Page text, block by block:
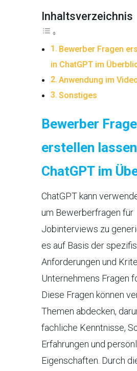
Inhaltsverzeichnis
Bewerber Fragen
in ChatGPT im
Anwendung im
Sonstiges
Bewerber
erstellen
ChatGPT im
ChatGPT kann
um Bewerberfragen für
Jobinterviews zu
es auf Basis der
Anforderungen und
Unternehmens Fragen
Diese Fragen können
Themen abdecken,
fachliche Kenntnisse,
Erfahrungen und
Eigenschaften. Durch